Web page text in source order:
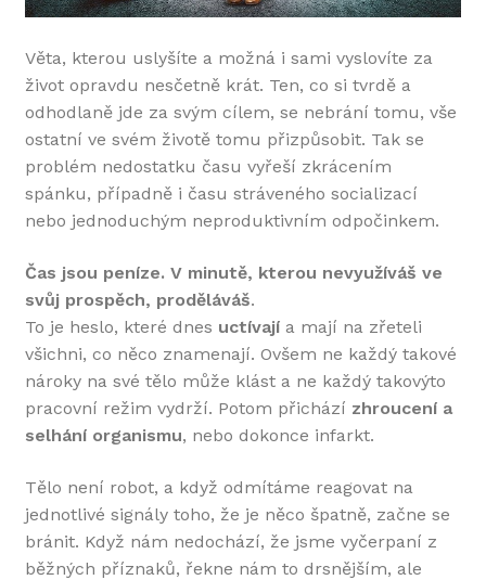
Věta, kterou uslyšíte a možná i sami vyslovíte za
život opravdu nesčetně krát. Ten, co si tvrdě a
odhodlaně jde za svým cílem, se nebrání tomu, vše
ostatní ve svém životě tomu přizpůsobit. Tak se
problém nedostatku času vyřeší zkrácením
spánku, případně i času stráveného socializací
nebo jednoduchým neproduktivním odpočinkem.
Čas jsou peníze. V minutě, kterou nevyužíváš ve
svůj prospěch, proděláváš.
To je heslo, které dnes uctívajía mají na zřeteli
všichni, co něco znamenají. Ovšem ne každý takové
nároky na své tělo může klást a ne každý takovýto
pracovní režim vydrží. Potom přichází zhroucení a
selhání organismu, nebo dokonce infarkt.
Tělo není robot, a když odmítáme reagovat na
jednotlivé signály toho, že je něco špatně, začne se
bránit. Když nám nedochází, že jsme vyčerpaní z
běžných příznaků, řekne nám to drsnějším, ale